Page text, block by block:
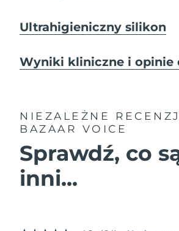
Ultrahigieniczny silikon
Wyniki kliniczne i opinie
NIEZALEŻNE
BAZAAR VOICE
Sprawdź, co
inni...